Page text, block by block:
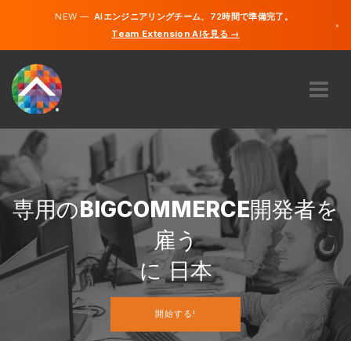
NEW —AIエンジニアリングチーム、72時間で準備完了。
Team Extension AIを見る →
×
私たちに関しては
専門知識
どのように機能するのですか？
キャリア
雇う
日本
開始する
専用のBIGCOMMERCE開発者を
雇う
に 日本
開始する!